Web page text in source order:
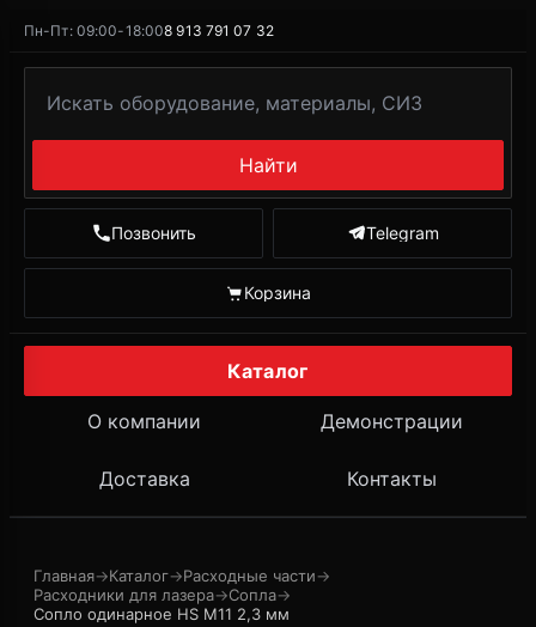
Пн-Пт: 09:00-18:008 913 791 07 32
Найти
Позвонить Telegram
Корзина
Каталог
О компании Демонстрации
Доставка Контакты
Главная→Каталог→Расходные части→
Расходники для лазера→Сопла→
Сопло одинарное HS M11 2,3 мм